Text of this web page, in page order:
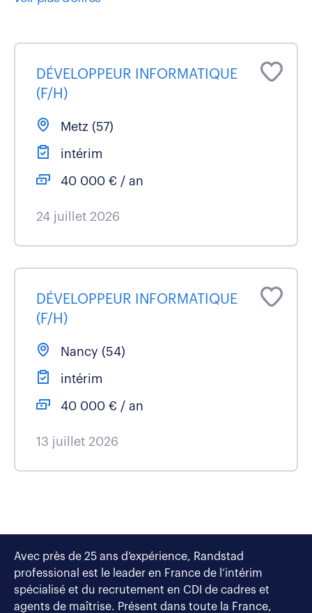
DÉVELOPPEUR INFORMATIQUE
(F/H)
Metz (57)
intérim
40 000 € / an
24 juillet 2026
DÉVELOPPEUR INFORMATIQUE
(F/H)
Nancy (54)
intérim
40 000 € / an
13 juillet 2026
Avec près de 25 ans d’expérience, Randstad
professional est le leader en France de l’intérim
spécialisé et du recrutement en CDI de cadres et
agents de maîtrise. Présent dans toute la France,